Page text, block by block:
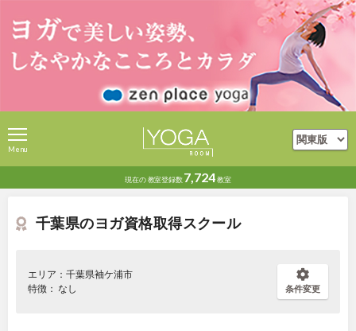
現在の教室登録数 7,724教室
Menu
千葉県のヨガ資格取得スクール
エリア：千葉県袖ケ浦市
特徴： なし
条件変更